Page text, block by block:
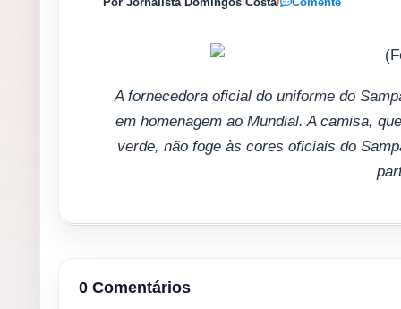
A fornecedora oficial do uniforme do
em homenagem ao Mundial. A camisa,
verde, não foge às cores oficiais do
0 Comentários